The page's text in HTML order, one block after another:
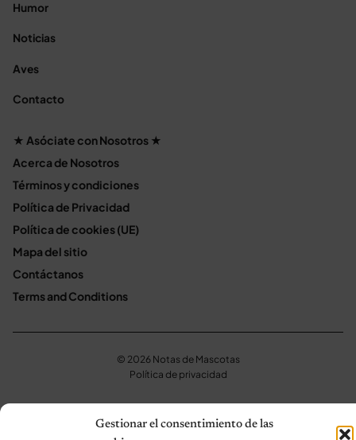
Gestionar el consentimiento de las
Humor
Noticias
Aves
Contacto
★ Asóciate con Nosotros ★
Acerca de Nosotros
Términos y condiciones
Política de Privacidad
Política de cookies (UE)
Mapa del sitio
Contáctanos
Terms and Conditions
© 2026 Notas de Mascotas
Política de privacidad